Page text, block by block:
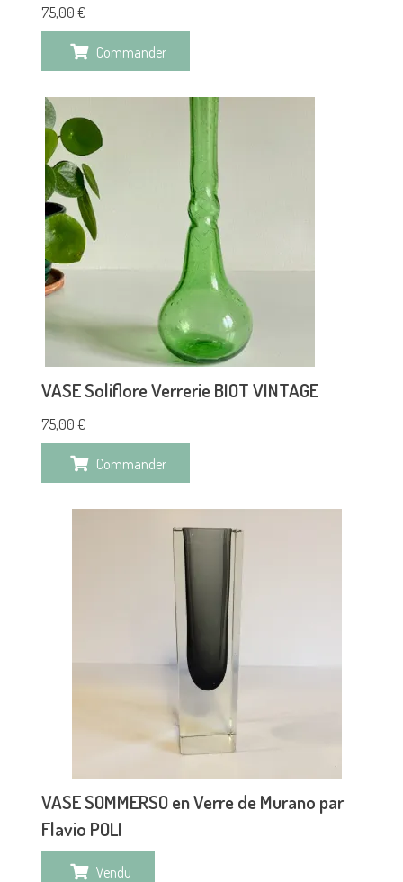
75,00 €
Commander
VASE Soliflore Verrerie BIOT VINTAGE
75,00 €
Commander
VASE SOMMERSO en Verre de Murano par
Flavio POLI
Vendu